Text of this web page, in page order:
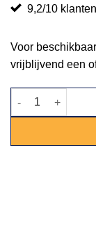
9,2/10
Voor
vrijblijvend een
Luxe bar